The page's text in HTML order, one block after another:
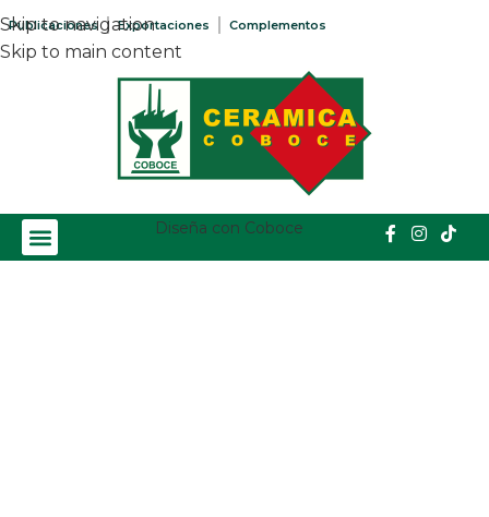
Skip to navigation
Skip to main content
Publicaciones Exportaciones Complementos
Diseña con Coboce